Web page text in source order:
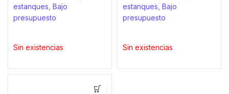
estanques Bajo
presupuesto
Sin existencias
estanques Bajo
presupuesto
Sin existencias